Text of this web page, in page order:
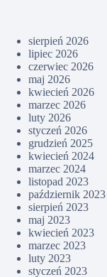
sierpień 2026
lipiec 2026
czerwiec 2026
maj 2026
kwiecień 2026
marzec 2026
luty 2026
styczeń 2026
grudzień 2025
kwiecień 2024
marzec 2024
listopad 2023
październik 2023
sierpień 2023
maj 2023
kwiecień 2023
marzec 2023
luty 2023
styczeń 2023